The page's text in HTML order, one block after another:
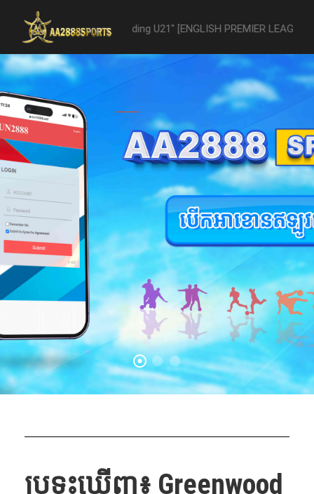
-vs- Reading U21" [ENGLISH PREMIER LEAGUE 2 U21
ប្រទះឃើញ៖ Greenwood